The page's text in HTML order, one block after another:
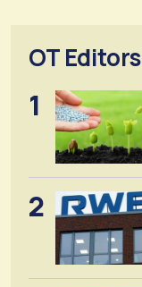
OT Editors
1
2